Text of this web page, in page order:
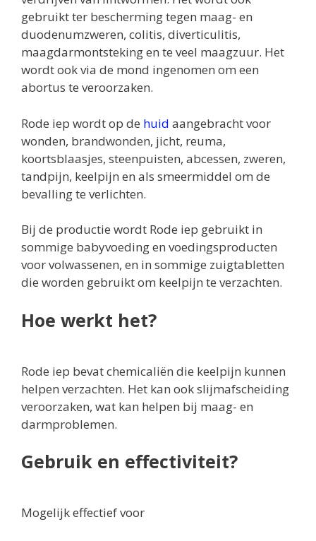
gebruikt ter bescherming tegen maag- en
duodenumzweren, colitis, diverticulitis,
maagdarmontsteking en te veel maagzuur. Het
wordt ook via de mond ingenomen om een
abortus te veroorzaken.
Rode iep wordt op de huid aangebracht voor
wonden, brandwonden, jicht, reuma,
koortsblaasjes, steenpuisten, abcessen, zweren,
tandpijn, keelpijn en als smeermiddel om de
bevalling te verlichten.
Bij de productie wordt Rode iep gebruikt in
sommige babyvoeding en voedingsproducten
voor volwassenen, en in sommige zuigtabletten
die worden gebruikt om keelpijn te verzachten.
Hoe werkt het?
Rode iep bevat chemicaliën die keelpijn kunnen
helpen verzachten. Het kan ook slijmafscheiding
veroorzaken, wat kan helpen bij maag- en
darmproblemen.
Gebruik en effectiviteit?
Mogelijk effectief voor